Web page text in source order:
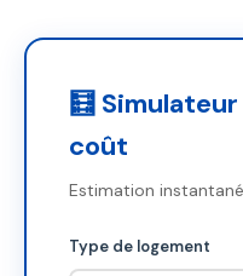
🧮
coût
Estimation
Type de logement